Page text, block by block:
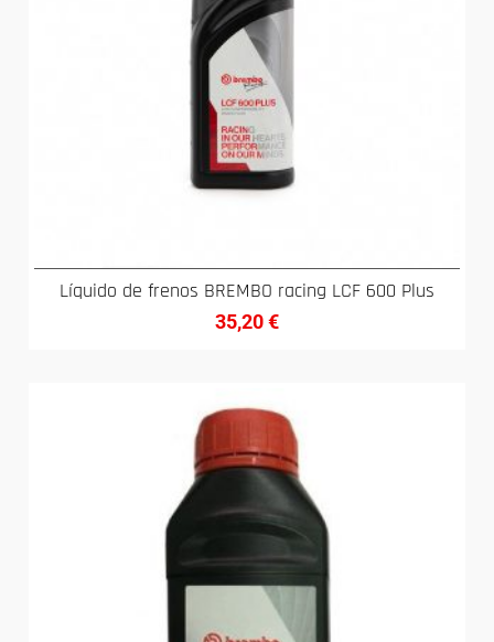
Líquido de frenos BREMBO racing LCF 600 Plus
35,20€